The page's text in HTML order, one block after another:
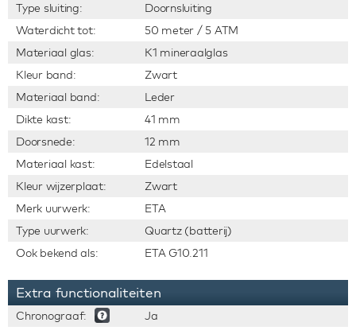
Type sluiting:
Doornsluiting
Waterdicht tot:
50 meter / 5 ATM
Materiaal glas:
K1 mineraalglas
Kleur band:
Zwart
Materiaal band:
Leder
Dikte kast:
41 mm
Doorsnede:
12 mm
Materiaal kast:
Edelstaal
Kleur wijzerplaat:
Zwart
Merk uurwerk:
ETA
Type uurwerk:
Quartz (batterij)
Ook bekend als:
ETA G10.211
Extra functionaliteiten
Chronograaf:
Ja